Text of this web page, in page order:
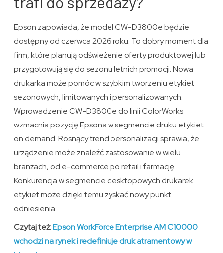
Epson zapowiada, że model CW-D3800e będzie
dostępny od czerwca 2026 roku. To dobry moment dla
firm, które planują odświeżenie oferty produktowej lub
przygotowują się do sezonu letnich promocji. Nowa
drukarka może pomóc w szybkim tworzeniu etykiet
sezonowych, limitowanych i personalizowanych.
Wprowadzenie CW-D3800e do linii ColorWorks
wzmacnia pozycję Epsona w segmencie druku etykiet
on demand. Rosnący trend personalizacji sprawia, że
urządzenie może znaleźć zastosowanie w wielu
branżach, od e-commerce po retail i farmację.
Konkurencja w segmencie desktopowych drukarek
etykiet może dzięki temu zyskać nowy punkt
odniesienia.
Czytaj też:Epson WorkForce Enterprise AM C10000
wchodzi na rynek i redefiniuje druk atramentowy w